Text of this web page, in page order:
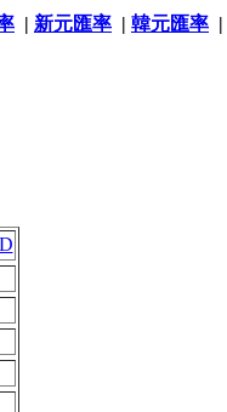
| 新元匯率 | 韓元匯率 |